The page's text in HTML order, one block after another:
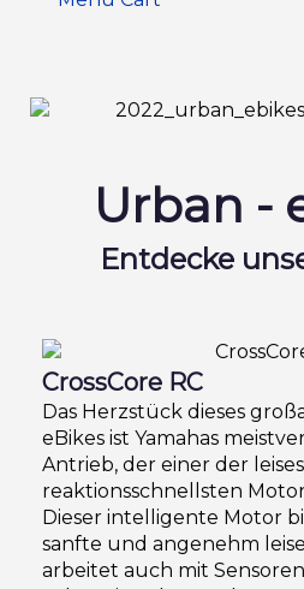
Urban -
Entdecke
CrossCore RC
Das Herzstück dieses
eBikes ist Yamahas
Antrieb, der einer der
reaktionsschnellsten
Dieser intelligente Motor
sanfte und angenehm
arbeitet auch mit